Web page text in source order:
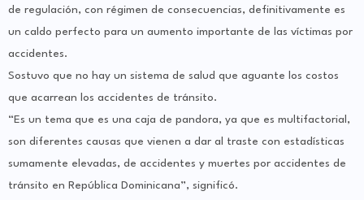
de regulación, con régimen de consecuencias, definitivamente es
un caldo perfecto para un aumento importante de las víctimas por
accidentes.
Sostuvo que no hay un sistema de salud que aguante los costos
que acarrean los accidentes de tránsito.
“Es un tema que es una caja de pandora, ya que es multifactorial,
son diferentes causas que vienen a dar al traste con estadísticas
sumamente elevadas, de accidentes y muertes por accidentes de
tránsito en República Dominicana”, significó.